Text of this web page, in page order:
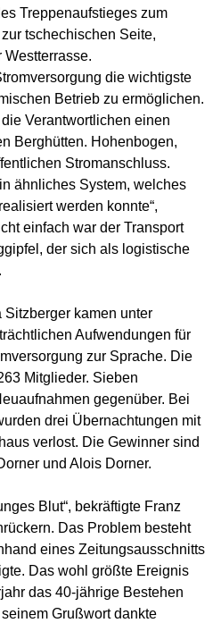
Treppenaufstieges zum
tschechischen Seite,
Westterrasse.
die wichtigste
Betrieb zu ermöglichen.
Verantwortlichen einen
Berghütten. Hohenbogen,
Stromanschluss.
ähnliches System, welches
werden konnte“,
einfach war der Transport
der sich als logistische
Sitzberger kamen unter
Aufwendungen für
zur Sprache. Die
Mitglieder. Sieben
gegenüber. Bei
drei Übernachtungen mit
verlost. Die Gewinner sind
und Alois Dorner.
Blut“, bekräftigte Franz
Das Problem besteht
eines Zeitungsausschnitts
Das wohl größte Ereignis
das 40-jährige Bestehen
Grußwort dankte